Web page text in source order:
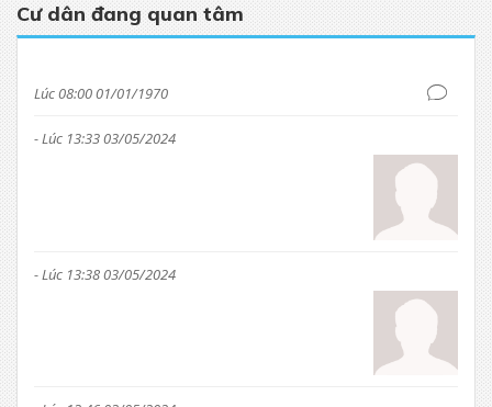
Cư dân đang quan tâm
Lúc 08:00 01/01/1970
- Lúc 13:33 03/05/2024
- Lúc 13:38 03/05/2024